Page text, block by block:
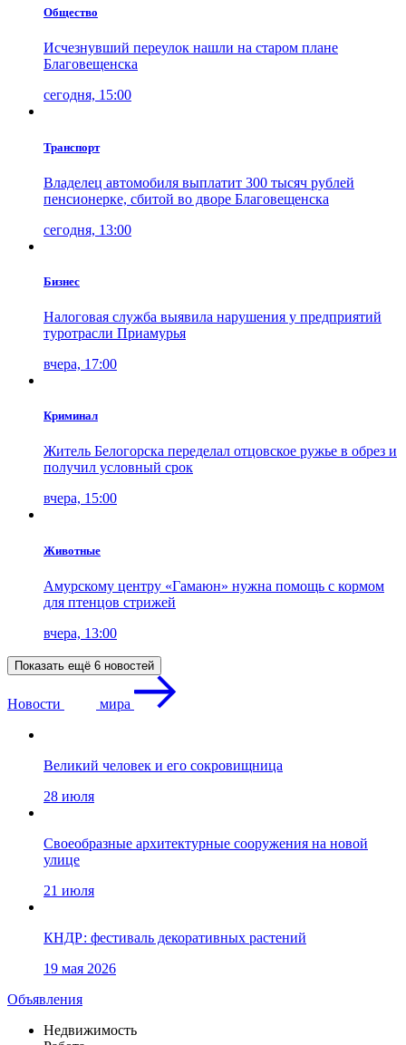
Общество
Исчезнувший переулок нашли на старом плане
Благовещенска
сегодня, 15:00
Транспорт
Владелец автомобиля выплатит 300 тысяч рублей
пенсионерке, сбитой во дворе Благовещенска
сегодня, 13:00
Бизнес
Налоговая служба выявила нарушения у предприятий
туротрасли Приамурья
вчера, 17:00
Криминал
Житель Белогорска переделал отцовское ружье в обрез и
получил условный срок
вчера, 15:00
Животные
Амурскому центру «Гамаюн» нужна помощь с кормом
для птенцов стрижей
вчера, 13:00
Показать ещё 6 новостей
Новости мира
Великий человек и его сокровищница
28 июля
Своеобразные архитектурные сооружения на новой
улице
21 июля
КНДР: фестиваль декоративных растений
19 мая 2026
Объявления
Недвижимость